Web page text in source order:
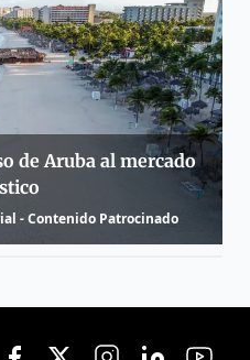
de Aruba al mercado
- Contenido Patrocinado